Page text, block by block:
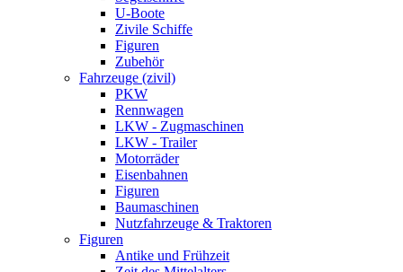
U-Boote
Zivile Schiffe
Figuren
Zubehör
Fahrzeuge (zivil)
PKW
Rennwagen
LKW - Zugmaschinen
LKW - Trailer
Motorräder
Eisenbahnen
Figuren
Baumaschinen
Nutzfahrzeuge & Traktoren
Figuren
Antike und Frühzeit